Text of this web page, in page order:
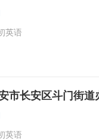
英语
市长安区斗门街
英语